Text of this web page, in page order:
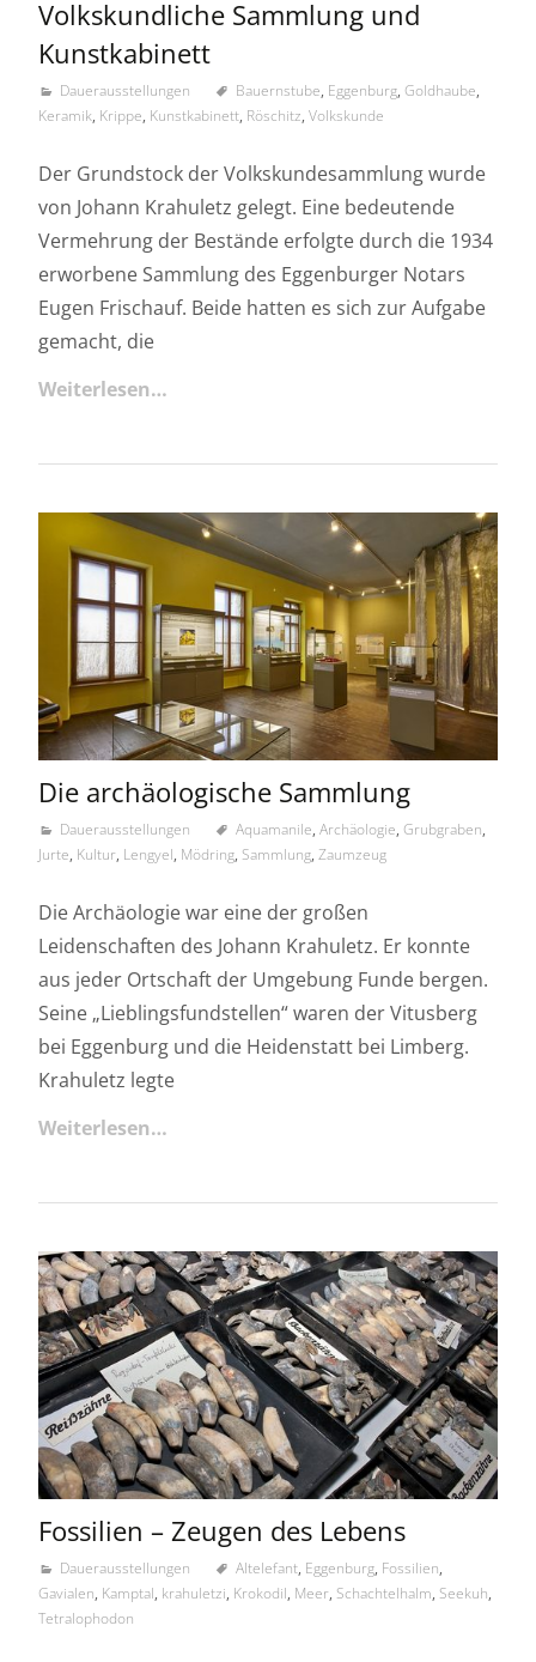
Volkskundliche Sammlung und
Kunstkabinett
Dauerausstellungen Bauernstube, Eggenburg, Goldhaube,
Keramik, Krippe, Kunstkabinett, Röschitz, Volkskunde
Der Grundstock der Volkskundesammlung wurde
von Johann Krahuletz gelegt. Eine bedeutende
Vermehrung der Bestände erfolgte durch die 1934
erworbene Sammlung des Eggenburger Notars
Eugen Frischauf. Beide hatten es sich zur Aufgabe
gemacht, die
Weiterlesen…
Die archäologische Sammlung
Dauerausstellungen Aquamanile, Archäologie, Grubgraben,
Jurte, Kultur, Lengyel, Mödring, Sammlung, Zaumzeug
Die Archäologie war eine der großen
Leidenschaften des Johann Krahuletz. Er konnte
aus jeder Ortschaft der Umgebung Funde bergen.
Seine „Lieblingsfundstellen“ waren der Vitusberg
bei Eggenburg und die Heidenstatt bei Limberg.
Krahuletz legte
Weiterlesen…
Fossilien – Zeugen des Lebens
Dauerausstellungen Altelefant, Eggenburg, Fossilien,
Gavialen, Kamptal, krahuletzi, Krokodil, Meer, Schachtelhalm, Seekuh,
Tetralophodon